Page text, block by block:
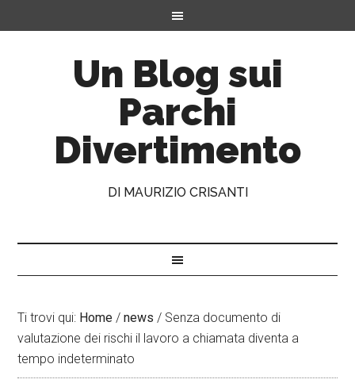
Un Blog sui
Parchi
Divertimento
DI MAURIZIO CRISANTI
Ti trovi qui: Home / news / Senza documento di
valutazione dei rischi il lavoro a chiamata diventa a
tempo indeterminato